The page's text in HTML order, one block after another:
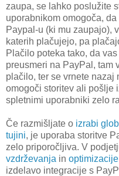
zaupa, se lahko poslužite
uporabnikom omogoča,
Paypal-u (ki mu zaupajo),
katerih plačujejo, pa
Plačilo poteka tako, da
preusmeri na PayPal, tam
plačilo, ter se vrnete nazaj
omogoči storitev ali pošlje
spletnimi uporabniki zelo
Če razmišljate o izrabi
tujini, je uporaba storitve
zelo priporočljiva. V
vzdrževanja in
izdelavo integracije s